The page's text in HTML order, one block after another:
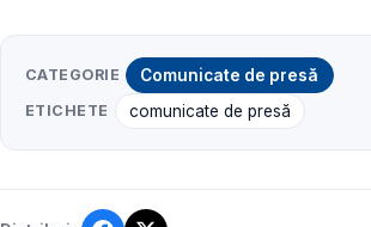
CATEGORIE Comunicate de presă
ETICHETE comunicate de presă